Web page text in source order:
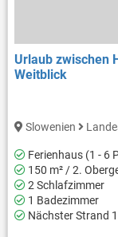
Urlaub zwischen
Weitblick
Slowenien
Ferienhaus (1 - 6
150 m² / 2.
2 Schlafzimmer
1 Badezimmer
Nächster Strand